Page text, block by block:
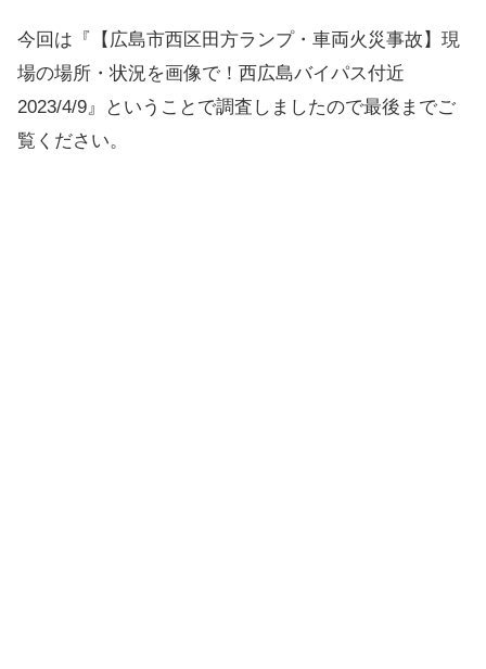
今回は『【広島市西区田方ランプ・車両火災事故】現
場の場所・状況を画像で！西広島バイパス付近
2023/4/9』ということで調査しましたので最後までご
覧ください。